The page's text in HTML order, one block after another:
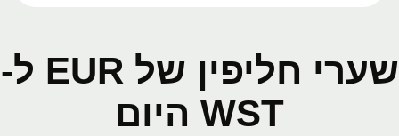
שערי חליפין של EUR ל-
WST היום